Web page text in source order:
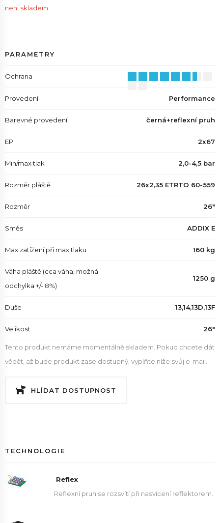
neni skladem
PARAMETRY
Ochrana
Provedení Performance
Barevné provedení černá+reflexní pruh
EPI 2x67
Min/max tlak 2,0-4,5 bar
Rozměr pláště 26x2,35 ETRTO 60-559
Rozměr 26"
Směs ADDIX E
Max.zatížení při max.tlaku 160 kg
Váha pláště (cca váha, možná
odchylka +/- 8%)
1250 g
Duše 13,14,13D,13F
Velikost 26"
Tento produkt nemáme momentálně skladem. Pokud chcete dát
vědět, až bude produkt zase dostupný, vyplňte níže svůj e-mail.
HLÍDAT DOSTUPNOST
TECHNOLOGIE
Reflex
Reflexní pruh se rozsvítí při nasvícení reflektorem.